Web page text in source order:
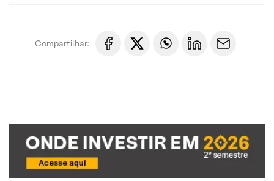
Compartilhar: